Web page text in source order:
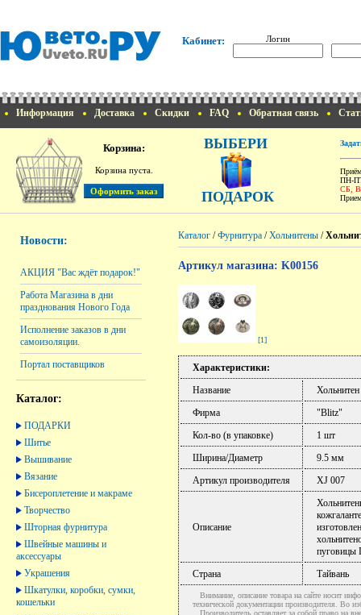
Кабинет: Логин
Информация Доставка Скидки FAQ Обратная связь
Корзина:
Корзина пуста.
ВЫБЕРИ
ПОДАРОК
ПН-
СБ,
Новости:
АКЦИЯ "Вас ждёт подарок!"
Работа Магазина в дни
празднования Нового Года
Исполнение заказов в дни
самоизоляции.
Портал поставщиков
Каталог:
ПОДАРКИ
Шитье
Вышивание
Вязание
Бисероплетение и макраме
Творчество
Шторная фурнитура
Швейные машины и
аксессуары
Украшения
Шкатулки, коробки, сумки,
кошельки
Каталог /Фурнитура /Хольнитены /
Артикул магазина: K00156
[1]
Характеристики:
Название
Хольнитен
Фирма
"Blitz"
Кол-во (в упаковке)
1 шт
Ширина/Диаметр
9.5 мм
Артикул производителя
XJ 007
Описание
пуговицы
Страна
Тайвань
Внимание, описание товара на сайте носит
технической документации производителя. Во
Производитель оставляет за собой право на